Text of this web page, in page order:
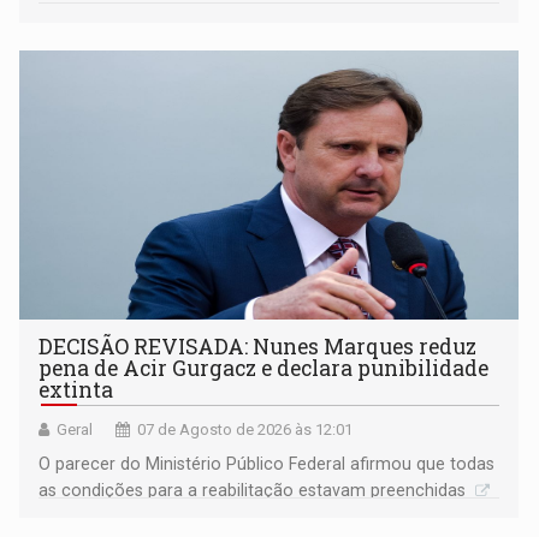
DECISÃO REVISADA: Nunes Marques reduz
pena de Acir Gurgacz e declara punibilidade
extinta
Geral 07 de Agosto de 2026 às 12:01
O parecer do Ministério Público Federal afirmou que todas
as condições para a reabilitação estavam preenchidas